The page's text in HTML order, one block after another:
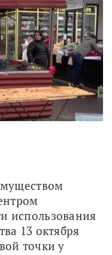
использования
точки у